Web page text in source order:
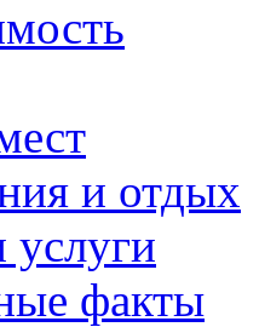
и отдых
услуги
факты